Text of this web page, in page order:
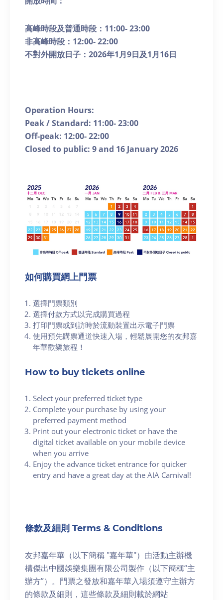
高峰時段及普通時段： 11:00- 23:00
非高峰時段： 12:00- 22:00
不對外開放日子： 2026年1月9日及1月16日
Operation Hours:
Peak / Standard: 11:00- 23:00
Off-peak: 12:00- 22:00
Closed to public: 9 and 16 January 2026
如何購買網上門票
選擇門票類別
選擇付款方式以完成購買過程
打印門票或到訪時於流動裝置出示電子門票
使用預先購票通道快速入場，輕鬆展開您的友邦嘉
年華歡樂旅程！
How to buy tickets online
Select your preferred ticket type
Complete your purchase by using your
preferred payment method
Print out your electronic ticket or have the
digital ticket available on your mobile device
when you arrive
Enjoy the advance ticket entrance for quicker
entry and have a great day at the AIA Carnival!
條款及細則 Terms & Conditions
友邦嘉年華（以下簡稱 "嘉年華"）由活動主辦機
構傑出中國娛樂集團有限公司製作（以下簡稱“主
辦方”）。門票之發放和嘉年華入場須遵守主辦方
的條款及細則，這些條款及細則載於網站